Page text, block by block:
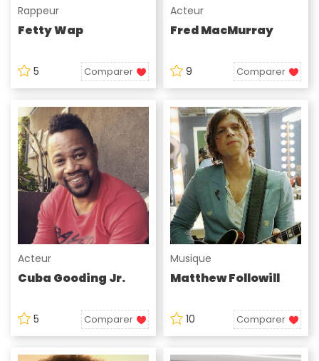
Rappeur
Fetty Wap
5 Comparer
Acteur
Fred MacMurray
9 Comparer
Acteur
Cuba Gooding Jr.
5 Comparer
Musique
Matthew Followill
10 Comparer